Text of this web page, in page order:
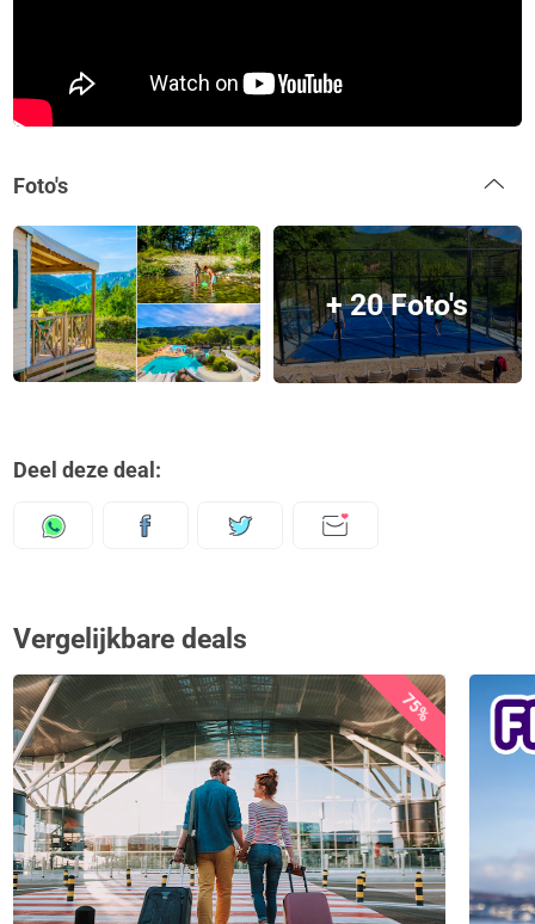
Foto's
+ 20 Foto's
Deel deze deal:
Vergelijkbare deals
75%